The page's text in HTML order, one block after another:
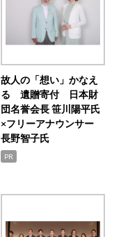
故人の「想い」かなえ
る 遺贈寄付 日本財
団名誉会長 笹川陽平氏
×フリーアナウンサー
長野智子氏
PR